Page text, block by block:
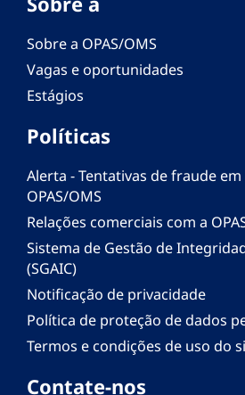
Sobre a OPAS/OMS
Vagas e oportunidades
Estágios
Políticas
Alerta - Tentativas de fraude
OPAS/OMS
Relações comerciais com a
Sistema de Gestão de
(SGAIC)
Notificação de privacidade
Política de proteção de dados
Termos e condições de uso do
Contate-nos